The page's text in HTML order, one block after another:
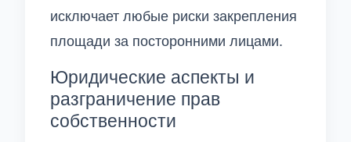
исключает любые риски закрепления
площади за посторонними лицами.
Юридические аспекты и
разграничение прав
собственности